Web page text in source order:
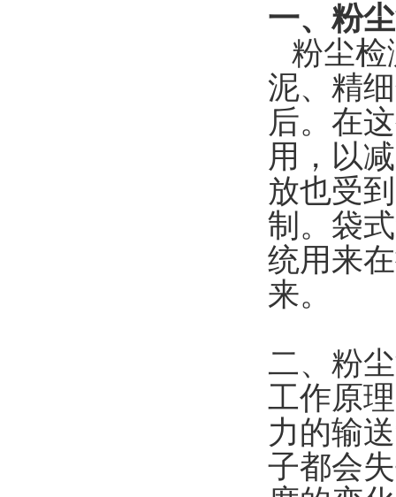
一、粉
粉尘检
泥、精
后。在
用，以
放也受
制。袋
统用来
来。
二、粉
工作原
力的输
子都会